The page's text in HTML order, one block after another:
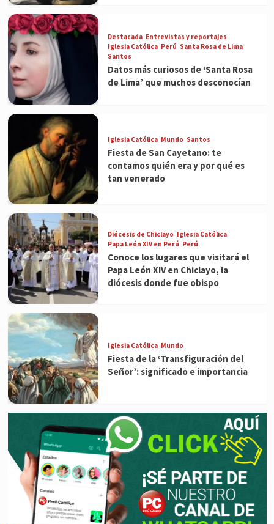
Destacada Entrevistas y reportajes
Iglesia Católica Perú Santa Rosa de Lima
Santos
Datos más curiosos de ‘Santa Rosa
de Lima’ que muchos desconocían
Iglesia Católica Mundo Santos
Fiesta de San Cayetano: te
contamos quién era y por qué es
tan venerado
Diócesis de Chiclayo Iglesia Católica
Papa León XIV en Perú Perú
Conoce los lugares que visitará el
Papa León XIV en Chiclayo, la
diócesis donde fue obispo
Iglesia Católica Mundo
Fiesta de la ‘Transfiguración del
Señor’: significado e importancia